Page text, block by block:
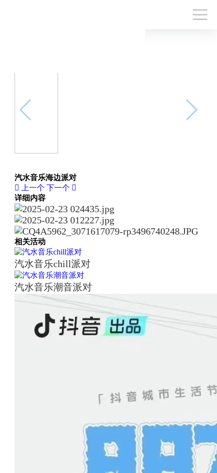
汽水音乐海边派对
上一个 下一个
详细内容
相关活动
汽水音乐chill派对
汽水音乐潮音派对